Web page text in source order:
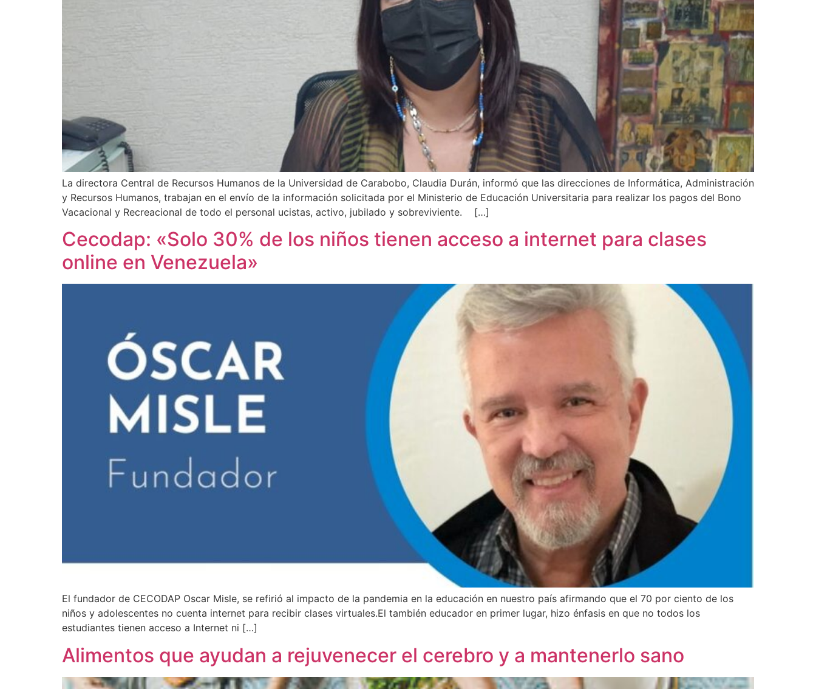
La directora Central de Recursos Humanos de la Universidad de Carabobo, Claudia Durán, informó que las direcciones de Informática, Administración
y Recursos Humanos, trabajan en el envío de la información solicitada por el Ministerio de Educación Universitaria para realizar los pagos del Bono
Vacacional y Recreacional de todo el personal ucistas, activo, jubilado y sobreviviente. […]
Cecodap: «Solo 30% de los niños tienen acceso a internet para clases
online en Venezuela»
El fundador de CECODAP Oscar Misle, se refirió al impacto de la pandemia en la educación en nuestro país afirmando que el 70 por ciento de los
niños y adolescentes no cuenta internet para recibir clases virtuales.El también educador en primer lugar, hizo énfasis en que no todos los
estudiantes tienen acceso a Internet ni […]
Alimentos que ayudan a rejuvenecer el cerebro y a mantenerlo sano